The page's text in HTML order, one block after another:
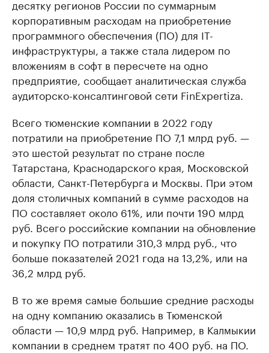
десятку регионов России по суммарным
корпоративным расходам на приобретение
программного обеспечения (ПО) для IT-
инфраструктуры, а также стала лидером по
вложениям в софт в пересчете на одно
предприятие, сообщает аналитическая служба
аудиторско-консалтинговой сети FinExpertiza.
Всего тюменские компании в 2022 году
потратили на приобретение ПО 7,1 млрд руб. —
это шестой результат по стране после
Татарстана, Краснодарского края, Московской
области, Санкт-Петербурга и Москвы. При этом
доля столичных компаний в сумме расходов на
ПО составляет около 61%, или почти 190 млрд
руб. Всего российские компании на обновление
и покупку ПО потратили 310,3 млрд руб., что
больше показателей 2021 года на 13,2%, или на
36,2 млрд руб.
В то же время самые большие средние расходы
на одну компанию оказались в Тюменской
области — 10,9 млрд руб. Например, в Калмыкии
компании в среднем тратят по 400 руб. на ПО.